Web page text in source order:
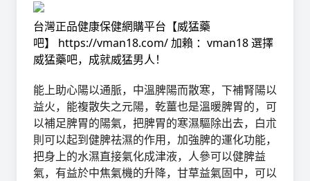
台灣正品健康保健網購平台【威猛藥
吧】 https://vman18.com/加賴 ：vman18選擇
威猛藥吧，成就威猛男人！
能上助心陽以通脈，中溫脾陽而散寒，下補腎陽以
益火，能複散失之元陽，乾薑也是溫暖脾胃的，可
以補足脾胃的陽氣，把脾胃的寒濕驅除出去，白朮
則可以起到健脾祛濕的作用，加強脾的運化功能，
把身上的水濕直接氣化成津液，人參可以健脾益
氣，有益於中焦氣機的升降，甘草益氣固中，可以